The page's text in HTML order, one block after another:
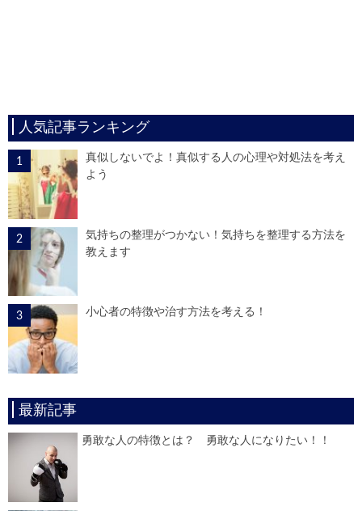
人気記事ランキング
真似しないでよ！真似する人の心理や対処法を考え
よう
気持ちの整理がつかない！気持ちを整理する方法を
教えます
小心者の特徴や治す方法を考える！
最新記事
勇敢な人の特徴とは？ 勇敢な人になりたい！！